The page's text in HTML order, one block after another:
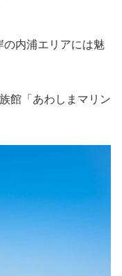
の内浦エリアには魅
館「あわしまマリン